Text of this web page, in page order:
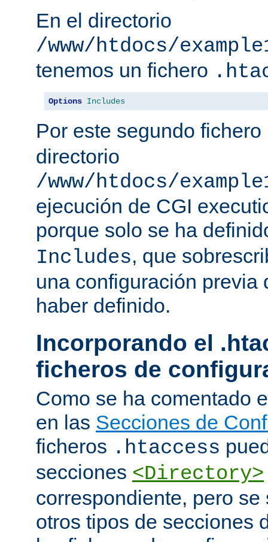
En el directorio
/www/htdocs/
tenemos un fichero
Options Includes
Por este segundo fichero
directorio
/www/htdocs/
ejecución de CGI
porque solo se ha
Includes, que
una configuración previa
haber definido.
Incorporando el
ficheros de
Como se ha comentado
en las Secciones de
ficheros .htaccess
secciones <Directory>
correspondiente, pero
otros tipos de secciones